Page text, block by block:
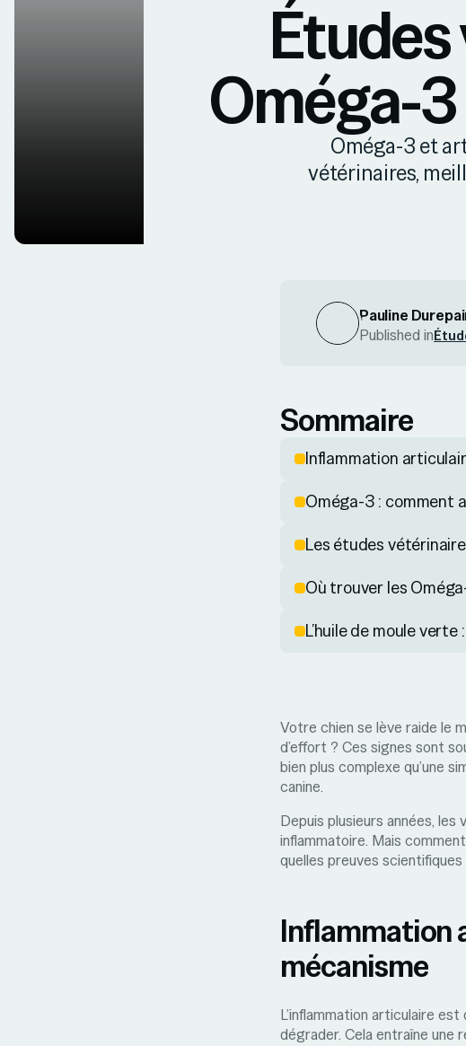
Oméga-
Oméga-3 et
vétérinaires,
Pauline
Published in
Sommaire
Inflammation
Oméga-3 : comment
Les études
Où trouver les
L’huile de moule
Votre chien se lève raide le
d’effort ? Ces signes sont
bien plus complexe qu’une
canine.
Depuis plusieurs années, les
inflammatoire. Mais
quelles preuves
Inflammation
mécanisme
L’inflammation articulaire
dégrader. Cela entraîne une